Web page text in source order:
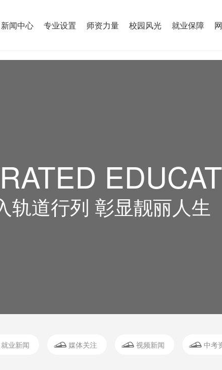
新闻中心 专业设置 师资力量 校园风光 就业保障
轨道行列 彰显靓丽人生
就业新闻 媒体关注 视频新闻 中考